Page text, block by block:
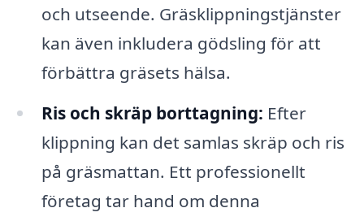
och utseende. Gräsklippningstjänster
kan även inkludera gödsling för att
förbättra gräsets hälsa.
Ris och skräp borttagning: Efter
klippning kan det samlas skräp och ris
på gräsmattan. Ett professionellt
företag tar hand om denna